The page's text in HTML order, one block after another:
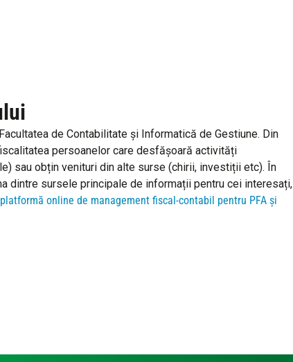
de ​Contabilitate și ​Informatică de ​Gestiune. Din
persoanelor care desfășoară activități
sau obțin venituri din alte surse (chirii, investiții etc). În
dintre sursele principale de informații pentru cei interesați,
online de management fiscal-contabil pentru PFA și